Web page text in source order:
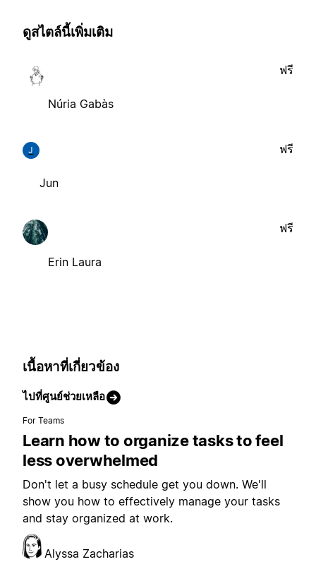
ดูสไตล์นี้เพิ่มเติม
Núria Gabàs
ฟรี
J
Jun
ฟรี
Erin Laura
ฟรี
เนื้อหาที่เกี่ยวข้อง
ไปที่ศูนย์ช่วยเหลือ
For Teams
Learn how to organize tasks to feel
less overwhelmed
Don't let a busy schedule get you down. We'll
show you how to effectively manage your tasks
and stay organized at work.
Alyssa Zacharias